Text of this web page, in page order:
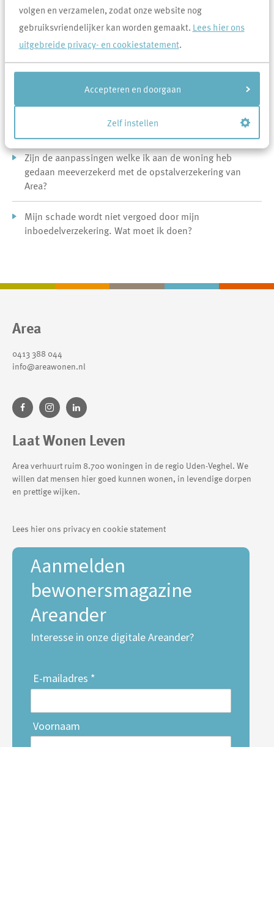
volgen en verzamelen, zodat onze website nog
gebruiksvriendelijker kan worden gemaakt. Lees hier ons
uitgebreide privacy- en cookiestatement.
Accepteren en doorgaan
Zelf instellen
Veel gevraagd over Verzekering
Moet ik een opstalverzekering afsluiten als ik een
woning koop?
Mijn ruit is kapot. Wat nu?
Wat zijn de kosten voor glasverzekering?
Zijn de aanpassingen welke ik aan de woning heb
gedaan meeverzekerd met de opstalverzekering van
Area?
Mijn schade wordt niet vergoed door mijn
inboedelverzekering. Wat moet ik doen?
Contactinformatie
Area
0413 388 044
info@areawonen.nl
Laat Wonen Leven
Area verhuurt ruim 8.700 woningen in de regio Uden-Veghel. We
willen dat mensen hier goed kunnen wonen, in levendige dorpen
en prettige wijken.
Lees hier ons privacy en cookie statement
Aanmelden
bewonersmagazine
Areander
Interesse in onze digitale Areander?
E-mailadres *
Voornaam